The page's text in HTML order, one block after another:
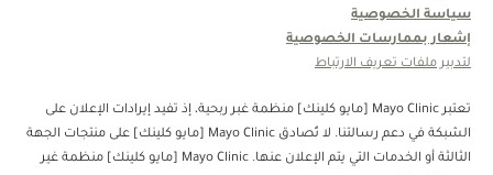
سياسة الخصوصية
إشعار بممارسات الخصوصية
لتدبير ملفات تعريف الارتباط
تعتبر Mayo Clinic [مايو كلينك] منظمة غبر ربحية، إذ تفيد إيرادات الإعلان على
الشبكة في دعم رسالتنا. لا تُصادق Mayo Clinic [مايو كلينك] على منتجات الجهة
الثالثة أو الخدمات التي يتم الإعلان عنها. Mayo Clinic [مايو كلينك] منظمة غير